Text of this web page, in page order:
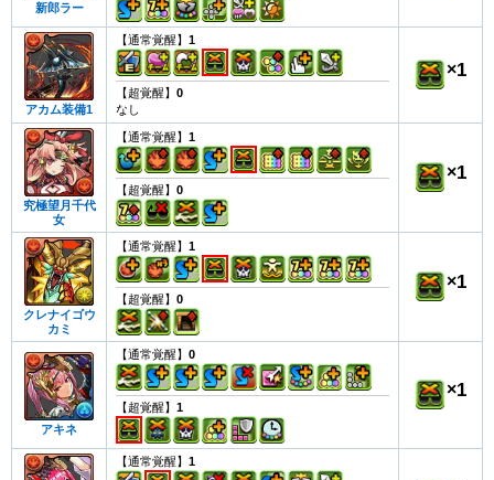
新郎ラー
アカム装備1
【通常覚醒】 1
【超覚醒】 0
なし
×1
究極望月千代
女
【通常覚醒】 1
【超覚醒】 0
×1
クレナイゴウ
カミ
【通常覚醒】 1
【超覚醒】 0
×1
アキネ
【通常覚醒】 0
【超覚醒】 1
×1
【通常覚醒】 1